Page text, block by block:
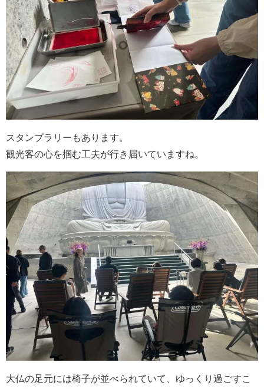
スタンプラリーもあります。
観光客の心を掴む工夫が行き届いていますね。
大仏の足元には椅子が並べられていて、ゆっくり過ごすこ